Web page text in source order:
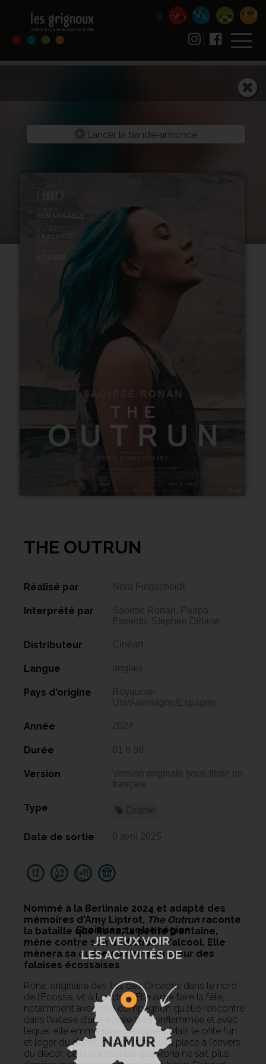
Lancer la bande-annonce
THE OUTRUN
Réalisé par Nora Fingscheidt
Interprété par
Saoirse Ronan, Paapa
Essiedu, Stephen Dillane
Distributeur Cinéart
Langue anglais
Pays d'origine
Royaume-
Uni/Allemagne/Espagne
Année 2024
Durée 01 h 58
Version
Version originale sous-titrée en
français
Type
Date de sortie 9 avril 2025
Nommé à la Berlinale 2024 et adapté des
mémoires d'Amy Liptrot, The Outrun raconte
la bataille que Rona, la petite trentaine,
mène contre son addiction à l’alcool. Elle
mènera sa quête solitaire au cœur des
falaises écossaises
Rona, originaire des îles des Orcades dans le nord
de l’Écosse, vit à Londres. Elle aime faire la fête,
notamment avec son compagnon qu’elle rencontre
dans l’extase d’une soirée bien enflammée et avec
lequel elle emménage peu après. Mais le côté fun
et léger du début du film laisse vite place à l’envers
du décor, celui qui montre que Rona ne sait plus
Choisissez votre région